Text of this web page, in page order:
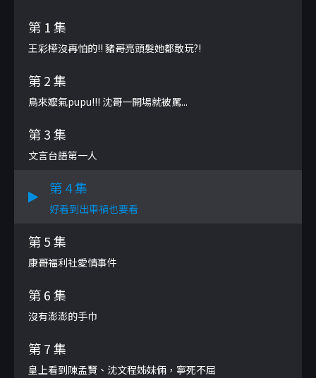
第 1 集
王彩樺沒再怕的!! 豬哥亮頭髮她都敢玩?!
第 2 集
鳥來嬤氣pupu!!! 沈哥一開場就被罵...
第 3 集
文言台語第一人
第 4 集
好看到出車禍也要看
第 5 集
康哥福利社愛情事件
第 6 集
沒有澎澎的手巾
第 7 集
皇上看到陳孟賢、沈文程姊妹倆，寧死不屈